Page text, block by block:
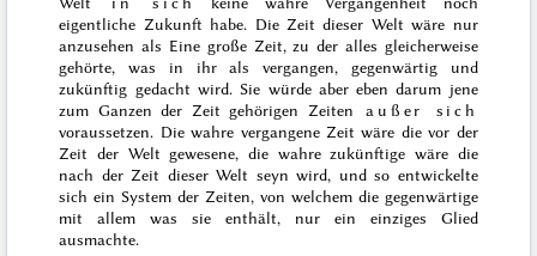
eigentliche Zukunft habe. Die Zeit dieser Welt wäre nur
anzusehen als Eine große Zeit, zu der alles gleicherweise
gehörte, was in ihr als vergangen, gegenwärtig und
zukünftig gedacht wird. Sie würde aber eben darum jene
zum Ganzen der Zeit gehörigen Zeiten
außer sich
voraussetzen. Die wahre vergangene Zeit wäre die vor der
Zeit der Welt gewesene, die wahre zukünftige wäre die
nach der Zeit dieser Welt seyn wird, und so entwickelte
sich ein System der Zeiten, von welchem die gegenwärtige
mit allem was sie enthält, nur ein einziges Glied
ausmachte.